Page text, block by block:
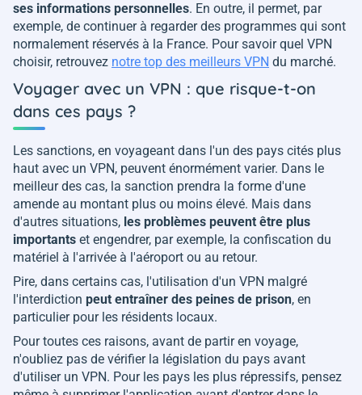
ses informations personnelles. En outre, il permet, par
exemple, de continuer à regarder des programmes qui sont
normalement réservés à la France. Pour savoir quel VPN
choisir, retrouvez notre top des meilleurs VPN du marché.
Voyager avec un VPN : que risque-t-on
dans ces pays ?
Les sanctions, en voyageant dans l'un des pays cités plus
haut avec un VPN, peuvent énormément varier. Dans le
meilleur des cas, la sanction prendra la forme d'une
amende au montant plus ou moins élevé. Mais dans
d'autres situations, les problèmes peuvent être plus
importants et engendrer, par exemple, la confiscation du
matériel à l'arrivée à l'aéroport ou au retour.
Pire, dans certains cas, l'utilisation d'un VPN malgré
l'interdiction peut entraîner des peines de prison, en
particulier pour les résidents locaux.
Pour toutes ces raisons, avant de partir en voyage,
n'oubliez pas de vérifier la législation du pays avant
d'utiliser un VPN. Pour les pays les plus répressifs, pensez